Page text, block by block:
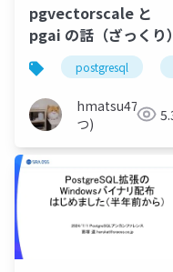
pgvectorscale と
pgai の話（ざっくり）
postgresql
hmatsu47(ま
つ)